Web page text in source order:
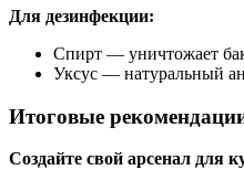
Для дезинфекции:
Спирт — уничтожает
Уксус — натуральный
Итоговые
Создайте свой арсенал для